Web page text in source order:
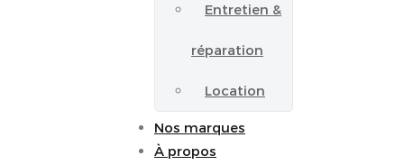
Entretien &
réparation
Location
Nos marques
À propos